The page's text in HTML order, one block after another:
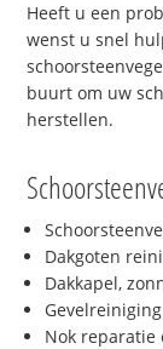
Heeft u een
wenst u snel
buurt om uw
herstellen.
Dakgoten
Dakkapel,
Gevelreiniging
Nok reparatie